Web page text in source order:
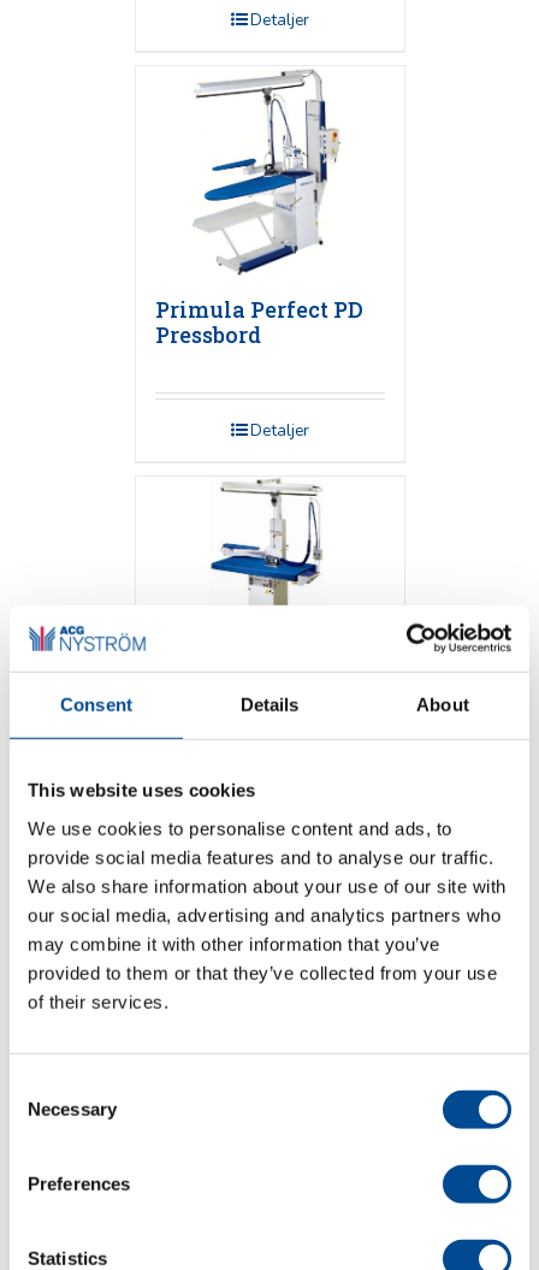
Consent Details About
This website uses cookies
We use cookies to personalise content and ads, to
provide social media features and to analyse our traffic.
We also share information about your use of our site with
our social media, advertising and analytics partners who
may combine it with other information that you’ve
provided to them or that they’ve collected from your use
of their services.
Selection
Necessary
Preferences
Statistics
Detaljer
Primula Perfect PD
Pressbord
Detaljer
Primula FLEX 1365
Pressbord
Detaljer